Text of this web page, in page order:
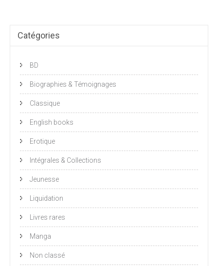
Catégories
BD
Biographies & Témoignages
Classique
English books
Erotique
Intégrales & Collections
Jeunesse
Liquidation
Livres rares
Manga
Non classé